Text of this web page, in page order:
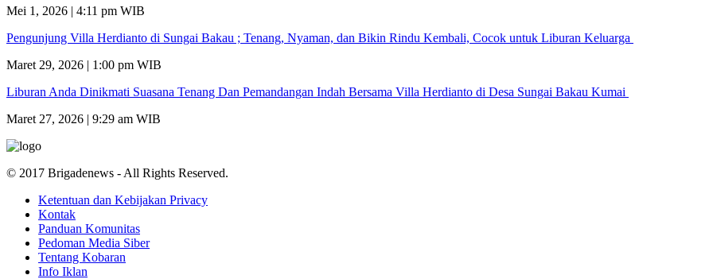
Mei 1, 2026 | 4:11 pm WIB
Pengunjung Villa Herdianto di Sungai Bakau ; Tenang, Nyaman, dan Bikin Rindu Kembali, Cocok untuk Liburan Keluarga
Maret 29, 2026 | 1:00 pm WIB
Liburan Anda Dinikmati Suasana Tenang Dan Pemandangan Indah Bersama Villa Herdianto di Desa Sungai Bakau Kumai
Maret 27, 2026 | 9:29 am WIB
© 2017 Brigadenews - All Rights Reserved.
Ketentuan dan Kebijakan Privacy
Kontak
Panduan Komunitas
Pedoman Media Siber
Tentang Kobaran
Info Iklan